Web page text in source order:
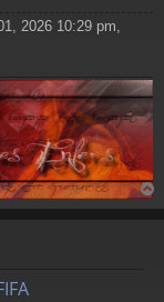
2026 10:29 pm,
a